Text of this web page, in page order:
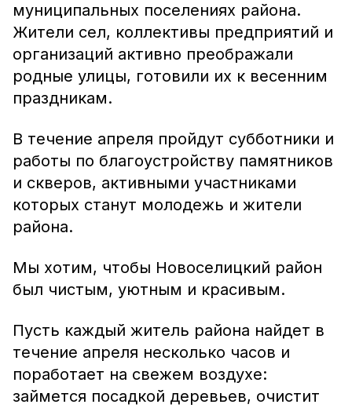
муниципальных поселениях района.
Жители сел, коллективы предприятий и
организаций активно преображали
родные улицы, готовили их к весенним
праздникам.
В течение апреля пройдут субботники и
работы по благоустройству памятников
и скверов, активными участниками
которых станут молодежь и жители
района.
Мы хотим, чтобы Новоселицкий район
был чистым, уютным и красивым.
Пусть каждый житель района найдет в
течение апреля несколько часов и
поработает на свежем воздухе:
займется посадкой деревьев, очистит